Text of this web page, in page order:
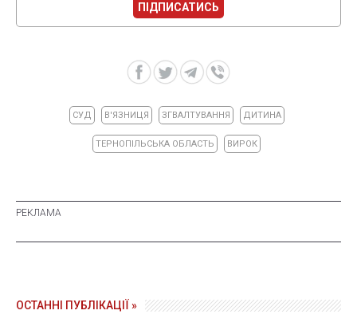
ПІДПИСАТИСЬ
СУД В'ЯЗНИЦЯ ЗГВАЛТУВАННЯ ДИТИНА
ТЕРНОПІЛЬСЬКА ОБЛАСТЬ ВИРОК
ОСТАННІ ПУБЛІКАЦІЇ »